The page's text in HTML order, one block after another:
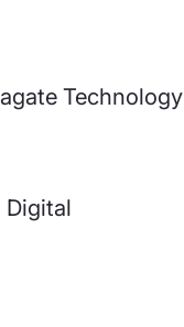
Technology
Digital